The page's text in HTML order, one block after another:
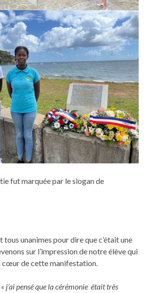
fut marquée par le slogan de
tous unanimes pour dire que c’était une
sur l’impression de notre élève qui
cœur de cette manifestation.
« j’ai pensé que la cérémonie était très